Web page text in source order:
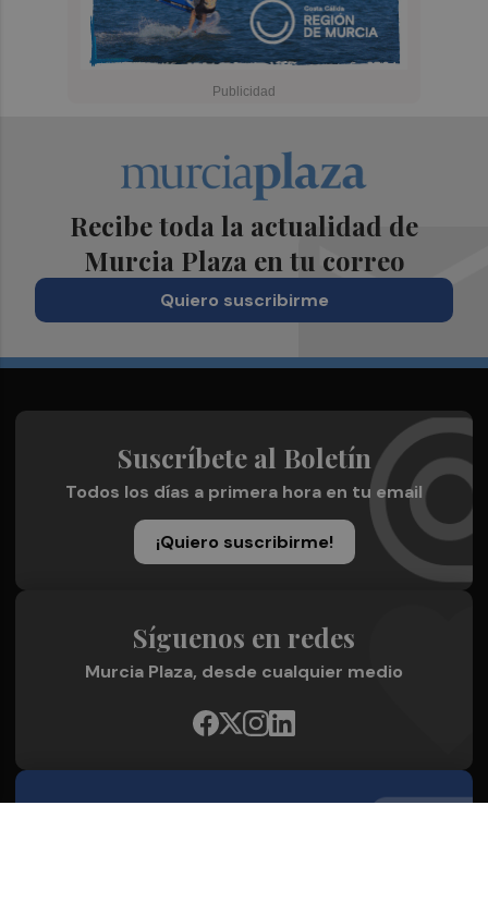
Recibe toda la actualidad de
Murcia Plaza en tu correo
Quiero suscribirme
Suscríbete al Boletín
Todos los días a primera hora en tu email
¡Quiero suscribirme!
Síguenos en redes
Murcia Plaza, desde cualquier medio